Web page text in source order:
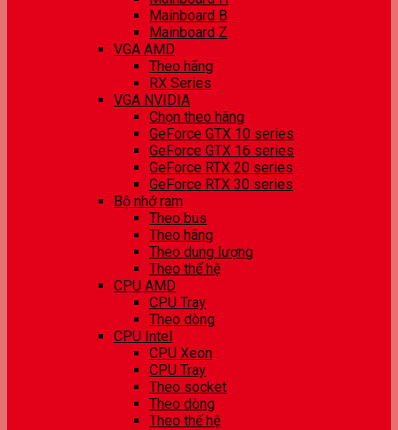
Mainboard B
Mainboard Z
VGA AMD
Theo hãng
RX Series
VGA NVIDIA
Chọn theo hãng
GeForce GTX 10 series
GeForce GTX 16 series
GeForce RTX 20 series
GeForce RTX 30 series
Bộ nhớ ram
Theo bus
Theo hãng
Theo dung lượng
Theo thế hệ
CPU AMD
CPU Tray
Theo dòng
CPU Intel
CPU Xeon
CPU Tray
Theo socket
Theo dòng
Theo thế hệ